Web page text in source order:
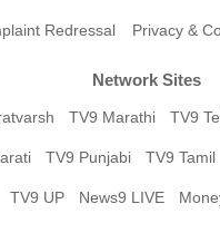
Redressal Privacy &
Network Sites
TV9 Marathi TV9
TV9 Punjabi TV9 Tamil
TV9 UP News9 LIVE